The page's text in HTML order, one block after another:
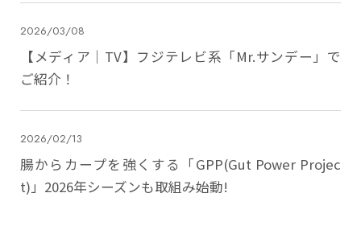
2026/03/08
【メディア｜TV】フジテレビ系「Mr.サンデー」で
ご紹介！
2026/02/13
腸からカープを強くする「GPP(Gut Power Projec
t)」2026年シーズンも取組み始動!